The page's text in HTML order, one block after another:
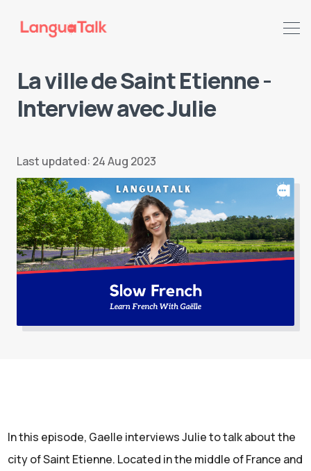
La ville de Saint Etienne -
Interview avec Julie
Last updated: 24 Aug 2023
In this episode, Gaelle interviews Julie to talk about the
city of Saint Etienne. Located in the middle of France and